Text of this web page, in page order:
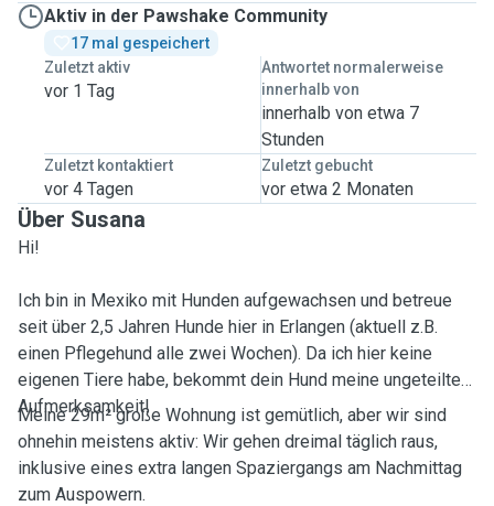
Aktiv in der Pawshake Community
17 mal gespeichert
Zuletzt aktiv
vor 1 Tag
Antwortet normalerweise
innerhalb von
innerhalb von etwa 7
Stunden
Zuletzt kontaktiert
vor 4 Tagen
Zuletzt gebucht
vor etwa 2 Monaten
Über Susana
Hi!
Ich bin in Mexiko mit Hunden aufgewachsen und betreue
seit über 2,5 Jahren Hunde hier in Erlangen (aktuell z.B.
einen Pflegehund alle zwei Wochen). Da ich hier keine
eigenen Tiere habe, bekommt dein Hund meine ungeteilte
Aufmerksamkeit!
Meine 29m² große Wohnung ist gemütlich, aber wir sind
ohnehin meistens aktiv: Wir gehen dreimal täglich raus,
inklusive eines extra langen Spaziergangs am Nachmittag
zum Auspowern.